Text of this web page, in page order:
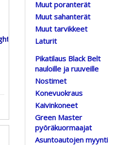
Muut poranterät
Muut sahanterät
Muut tarvikkeet
Laturit
Pikatilaus Black Belt
nauloille ja ruuveille
Nostimet
Konevuokraus
Kaivinkoneet
Green Master
pyöräkuormaajat
Asuntoautojen myynti